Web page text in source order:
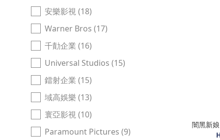
安樂影視 (18)
Warner Bros (17)
千勣企業 (16)
Universal Studios (15)
鐳射企業 (15)
域高娛樂 (13)
寰亞影視 (10)
Paramount Pictures (9)
闇黑新